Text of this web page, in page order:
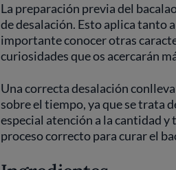
La preparación previa del
de desalación. Esto aplica tanto
importante conocer otras
curiosidades que os acercarán
Una correcta desalación
sobre el tiempo, ya que se trata
especial atención a la cantidad y
proceso correcto para curar el